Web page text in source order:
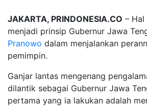
JAKARTA, PRINDONESIA.CO –
menjadi prinsip Gubernur Jawa
Pranowo dalam menjalankan
pemimpin.
Ganjar lantas mengenang
dilantik sebagai Gubernur Jawa
pertama yang ia lakukan adalah